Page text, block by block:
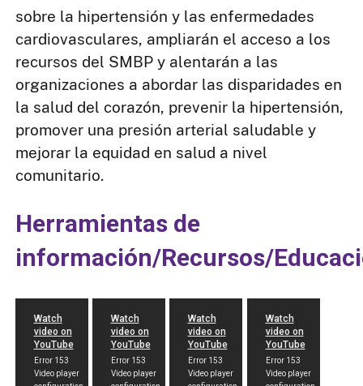
sobre la hipertensión y las enfermedades
cardiovasculares, ampliarán el acceso a los
recursos del SMBP y alentarán a las
organizaciones a abordar las disparidades en
la salud del corazón, prevenir la hipertensión,
promover una presión arterial saludable y
mejorar la equidad en salud a nivel
comunitario.​​​​​​​
Herramientas de
información/Recursos/